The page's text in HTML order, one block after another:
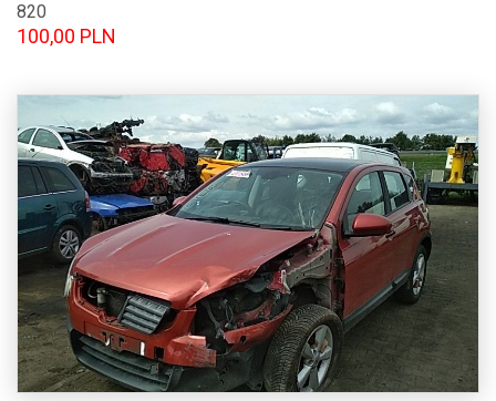
820
100,00 PLN